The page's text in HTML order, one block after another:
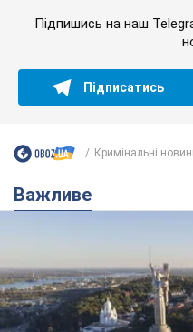
Підпишись на наш
Підписатись
Кримінальні
Важливе